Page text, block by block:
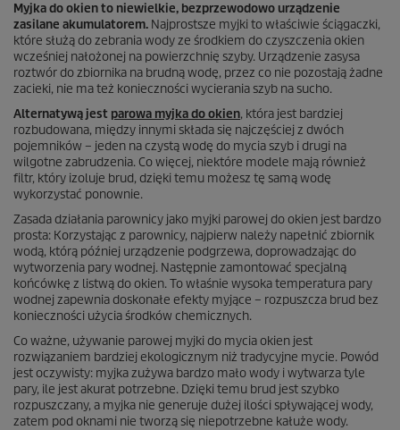
Myjka do okien to niewielkie, bezprzewodowo urządzenie
zasilane akumulatorem. Najprostsze myjki to właściwie ściągaczki,
które służą do zebrania wody ze środkiem do czyszczenia okien
wcześniej nałożonej na powierzchnię szyby. Urządzenie zasysa
roztwór do zbiornika na brudną wodę, przez co nie pozostają żadne
zacieki, nie ma też konieczności wycierania szyb na sucho.
Alternatywą jest parowa myjka do okien, która jest bardziej
rozbudowana, między innymi składa się najczęściej z dwóch
pojemników – jeden na czystą wodę do mycia szyb i drugi na
wilgotne zabrudzenia. Co więcej, niektóre modele mają również
filtr, który izoluje brud, dzięki temu możesz tę samą wodę
wykorzystać ponownie.
Zasada działania parownicy jako myjki parowej do okien jest bardzo
prosta: Korzystając z parownicy, najpierw należy napełnić zbiornik
wodą, którą później urządzenie podgrzewa, doprowadzając do
wytworzenia pary wodnej. Następnie zamontować specjalną
końcówkę z listwą do okien. To właśnie wysoka temperatura pary
wodnej zapewnia doskonałe efekty myjące – rozpuszcza brud bez
konieczności użycia środków chemicznych.
Co ważne, używanie parowej myjki do mycia okien jest
rozwiązaniem bardziej ekologicznym niż tradycyjne mycie. Powód
jest oczywisty: myjka zużywa bardzo mało wody i wytwarza tyle
pary, ile jest akurat potrzebne. Dzięki temu brud jest szybko
rozpuszczany, a myjka nie generuje dużej ilości spływającej wody,
zatem pod oknami nie tworzą się niepotrzebne kałuże wody.